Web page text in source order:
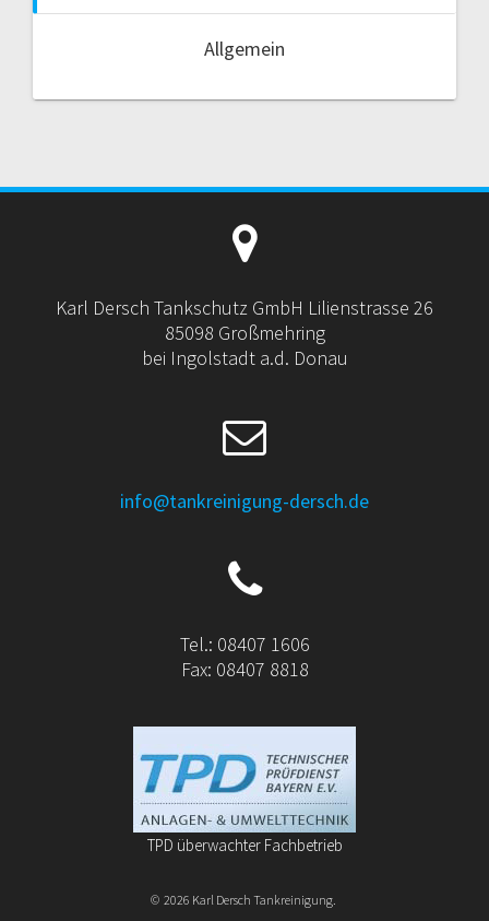
Allgemein
Karl Dersch Tankschutz GmbH Lilienstrasse 26
85098 Großmehring
bei Ingolstadt a.d. Donau
info@tankreinigung-dersch.de
Tel.: 08407 1606
Fax: 08407 8818
TPD überwachter Fachbetrieb
© 2026 Karl Dersch Tankreinigung.